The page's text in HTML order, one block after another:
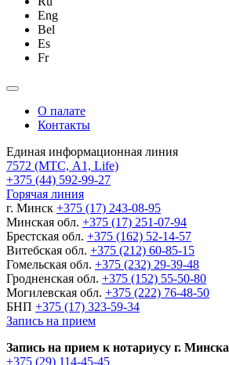
Eng
Bel
Es
Fr
О палате
Контакты
Единая информационная линия
7572 (МТС, A1, Life)
+375 (44) 592-99-27
Горячая линия
г. Минск +375 (17) 243-08-95
Минская обл. +375 (17) 251-07-94
Брестская обл. +375 (162) 52-14-57
Витебская обл. +375 (212) 60-85-15
Гомельская обл. +375 (232) 29-39-48
Гродненская обл. +375 (152) 55-50-80
Могилевская обл. +375 (222) 76-48-50
БНП +375 (17) 323-59-34
Запись на прием
Запись на прием к нотариусу г. Минска
+375 (29) 114-45-45